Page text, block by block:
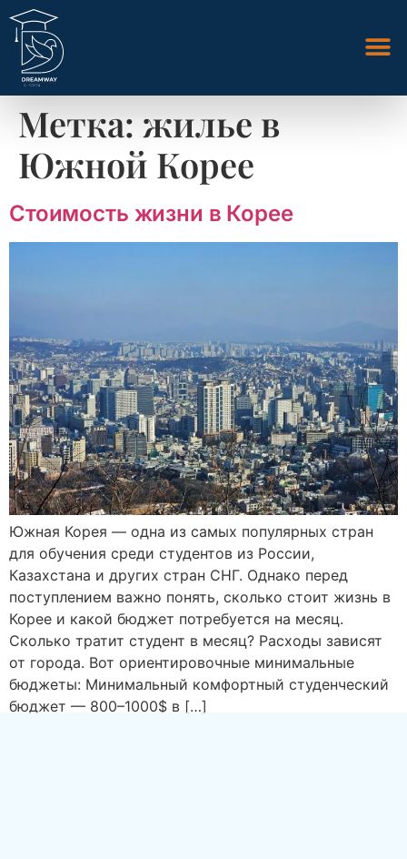
Метка:жилье в
Южной Корее
Стоимость жизни в Корее
Южная Корея — одна из самых популярных стран
для обучения среди студентов из России,
Казахстана и других стран СНГ. Однако перед
поступлением важно понять, сколько стоит жизнь в
Корее и какой бюджет потребуется на месяц.
Сколько тратит студент в месяц? Расходы зависят
от города. Вот ориентировочные минимальные
бюджеты: Минимальный комфортный студенческий
бюджет — 800–1000$ в […]